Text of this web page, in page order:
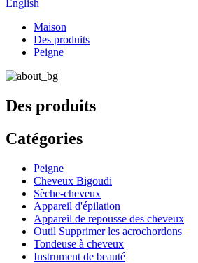
English
Maison
Des produits
Peigne
Des produits
Catégories
Peigne
Cheveux Bigoudi
Sèche-cheveux
Appareil d'épilation
Appareil de repousse des cheveux
Outil Supprimer les acrochordons
Tondeuse à cheveux
Instrument de beauté